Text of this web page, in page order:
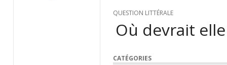
QUESTION LITTÉRALE
Où devrait
CATÉGORIES